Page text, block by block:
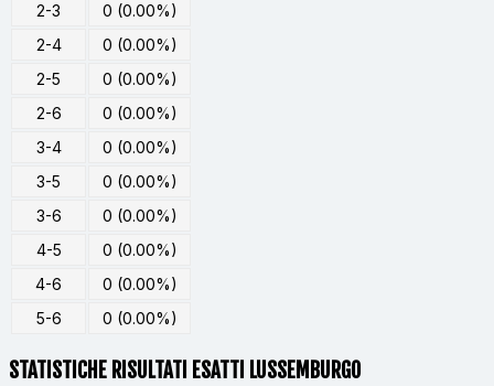
2-3
0 (0.00%)
2-4
0 (0.00%)
2-5
0 (0.00%)
2-6
0 (0.00%)
3-4
0 (0.00%)
3-5
0 (0.00%)
3-6
0 (0.00%)
4-5
0 (0.00%)
4-6
0 (0.00%)
5-6
0 (0.00%)
STATISTICHE RISULTATI ESATTI LUSSEMBURGO